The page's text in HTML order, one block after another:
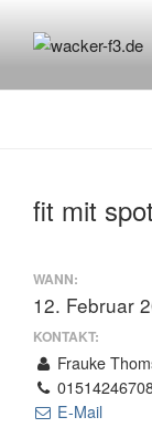
Inhalt
fit mit spot
WANN:
12. Februar
KONTAKT:
Frauke
E-Mail